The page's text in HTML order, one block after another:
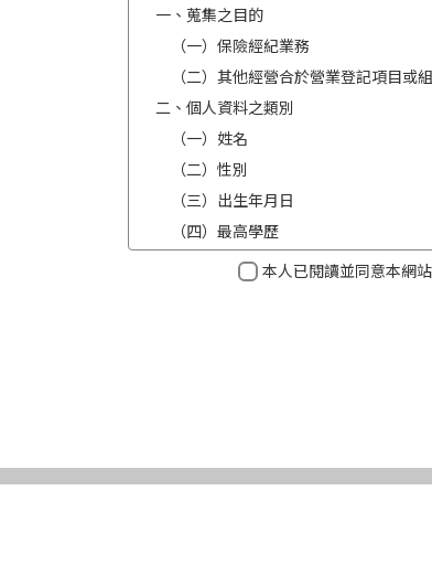
一、蒐集之目的
（一）保險經紀業務
（二）其他經營合於營業登記項目或
二、個人資料之類別
（一）姓名
（二）性別
（三）出生年月日
（四）最高學歷
（五）目前職業及工作屬性
本人已閱讀並同意本網站